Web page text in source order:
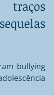
bullying